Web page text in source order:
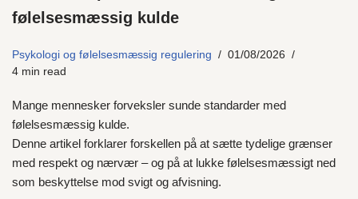
følelsesmæssig kulde
Psykologi og følelsesmæssig regulering
01/08/2026
4 min read
Mange mennesker forveksler sunde standarder med
følelsesmæssig kulde.
Denne artikel forklarer forskellen på at sætte tydelige grænser
med respekt og nærvær – og på at lukke følelsesmæssigt ned
som beskyttelse mod svigt og afvisning.